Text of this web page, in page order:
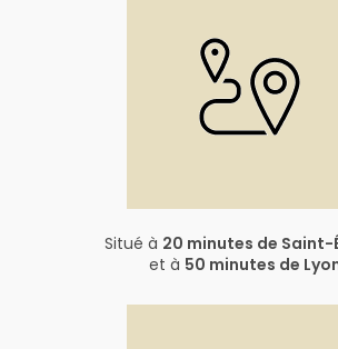
Situé à 20 minutes de Saint-
et à 50 minutes de